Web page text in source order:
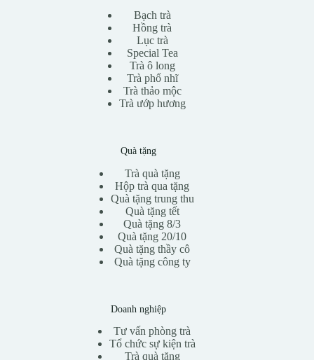
Bạch trà
Hồng trà
Lục trà
Special Tea
Trà ô long
Trà phổ nhĩ
Trà thảo mộc
Trà ướp hương
Quà tặng
Trà quà tặng
Hộp trà qua tặng
Quà tặng trung thu
Quà tặng tết
Quà tặng 8/3
Quà tặng 20/10
Quà tặng thầy cô
Quà tặng công ty
Doanh nghiệp
Tư vấn phòng trà
Tổ chức sự kiện trà
Trà quà tặng